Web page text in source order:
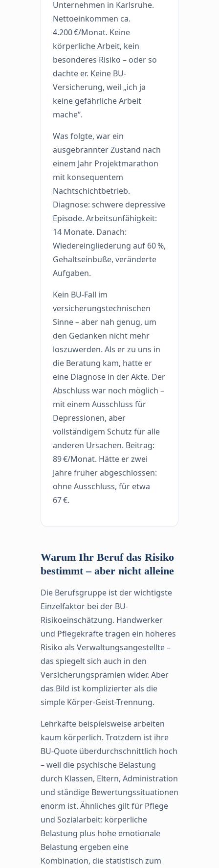
Unternehmen in Karlsruhe.
Nettoeinkommen ca.
4.200 €/Monat. Keine
körperliche Arbeit, kein
besonderes Risiko – oder so
dachte er. Keine BU-
Versicherung, weil „ich ja
keine gefährliche Arbeit
mache“.
Was folgte, war ein
ausgebrannter Zustand nach
einem Jahr Projektmarathon
mit konsequentem
Nachtschichtbetrieb.
Diagnose: schwere depressive
Episode. Arbeitsunfähigkeit:
14 Monate. Danach:
Wiedereingliederung auf 60 %,
Gehaltseinbuße, veränderte
Aufgaben.
Kein BU-Fall im
versicherungstechnischen
Sinne – aber nah genug, um
den Gedanken nicht mehr
loszuwerden. Als er zu uns in
die Beratung kam, hatte er
eine Diagnose in der Akte. Der
Abschluss war noch möglich –
mit einem Ausschluss für
Depressionen, aber
vollständigem Schutz für alle
anderen Ursachen. Beitrag:
89 €/Monat. Hätte er zwei
Jahre früher abgeschlossen:
ohne Ausschluss, für etwa
67 €.
Warum Ihr Beruf das Risiko
bestimmt – aber nicht alleine
Die Berufsgruppe ist der wichtigste
Einzelfaktor bei der BU-
Risikoeinschätzung. Handwerker
und Pflegekräfte tragen ein höheres
Risiko als Verwaltungsangestellte –
das spiegelt sich auch in den
Versicherungsprämien wider. Aber
das Bild ist komplizierter als die
simple Körper-Geist-Trennung.
Lehrkäfte beispielsweise arbeiten
kaum körperlich. Trotzdem ist ihre
BU-Quote überdurchschnittlich hoch
– weil die psychische Belastung
durch Klassen, Eltern, Administration
und ständige Bewertungssituationen
enorm ist. Ähnliches gilt für Pflege
und Sozialarbeit: körperliche
Belastung plus hohe emotionale
Belastung ergeben eine
Kombination, die statistisch zum